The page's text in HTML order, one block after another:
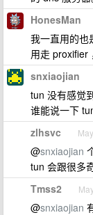
HonesMan
我一直用的也
用走 proxifier
snxiaojian
tun 没有感觉
谁能说一下
zlhsvc
@snxiaojian
tun 会跟很多
Tmss2
@snxiaojian